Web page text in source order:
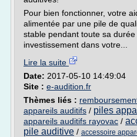
Pour bien fonctionner, votre
alimentée par une pile de
stable pendant toute sa
investissement dans votre...
Lire la suite
Date: 2017-05-10 14:49:04
Site : e-audition.fr
Thèmes liés :
appareils auditifs / piles
appareils auditifs rayovac /
pile auditive / accessoire